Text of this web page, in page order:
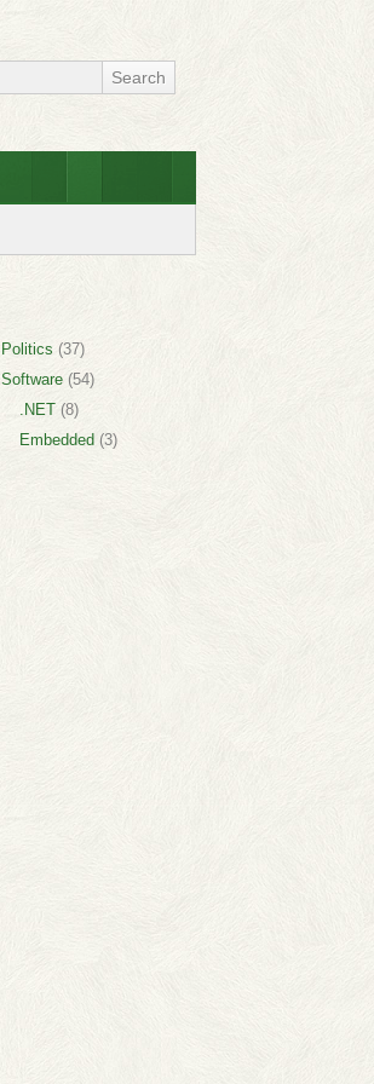
Politics (37)
Software (54)
.NET (8)
Embedded (3)